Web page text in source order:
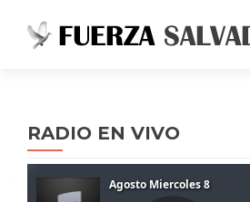
RADIO EN VIVO